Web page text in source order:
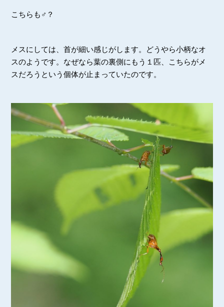
こちらも♂？
メスにしては、首が細い感じがします。どうやら小柄なオ
スのようです。なぜなら葉の裏側にもう１匹、こちらがメ
スだろうという個体が止まっていたのです。